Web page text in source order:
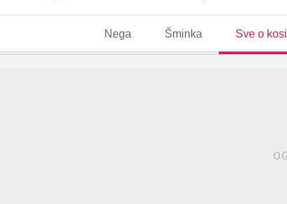
Nega Šminka Sve o kosi